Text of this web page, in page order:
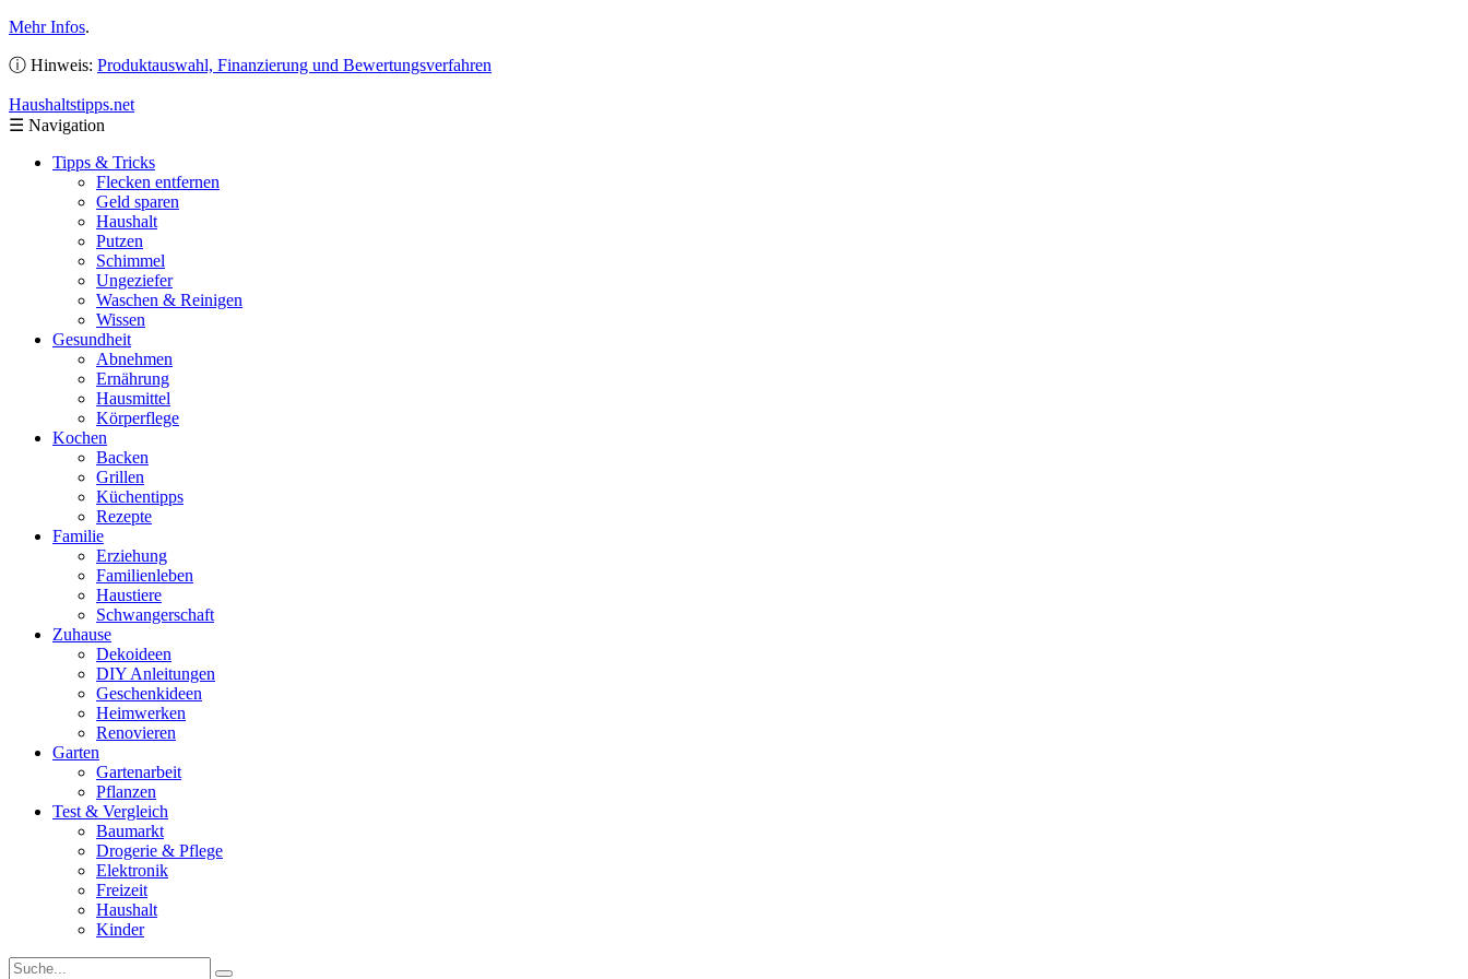
Mehr Infos.
ⓘ Hinweis: Produktauswahl, Finanzierung und Bewertungsverfahren
Haushaltstipps.net
☰ Navigation
Tipps & Tricks
Flecken entfernen
Geld sparen
Haushalt
Putzen
Schimmel
Ungeziefer
Waschen & Reinigen
Wissen
Gesundheit
Abnehmen
Ernährung
Hausmittel
Körperflege
Kochen
Backen
Grillen
Küchentipps
Rezepte
Familie
Erziehung
Familienleben
Haustiere
Schwangerschaft
Zuhause
Dekoideen
DIY Anleitungen
Geschenkideen
Heimwerken
Renovieren
Garten
Gartenarbeit
Pflanzen
Test & Vergleich
Baumarkt
Drogerie & Pflege
Elektronik
Freizeit
Haushalt
Kinder